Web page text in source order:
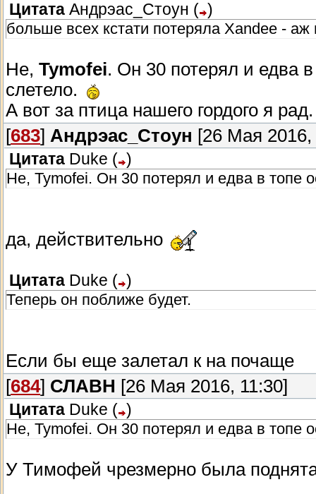
Цитата Андрэас_Стоун ( )
больше всех кстати потеряла Xandee -
Не, Tymofei. Он 30 потерял и едва
слетело.
А вот за птица нашего гордого я
[683] Андрэас_Стоун [26 Мая 2016,
Цитата Duke ( )
Не, Tymofei. Он 30 потерял и едва в топе
да, действительно
Цитата Duke ( )
Теперь он поближе будет.
Если бы еще залетал к на почаще
[684] СЛАВН [26 Мая 2016, 11:30]
Цитата Duke ( )
Не, Tymofei. Он 30 потерял и едва в топе
У Тимофей чрезмерно была